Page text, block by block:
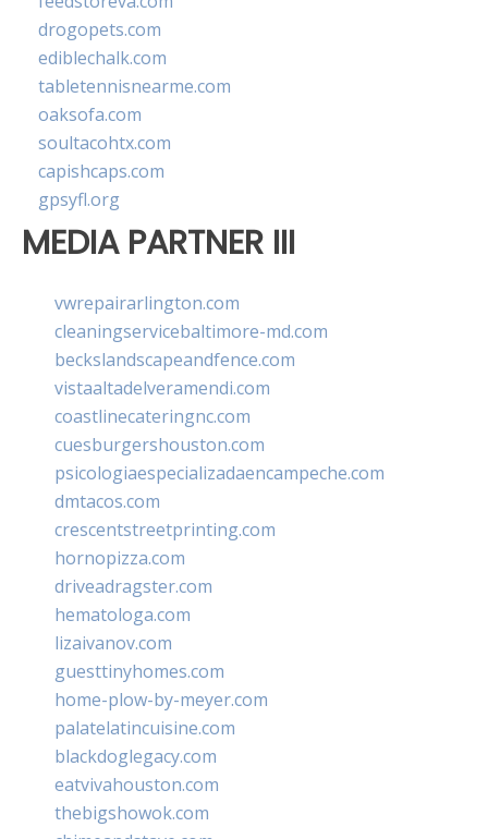
drogopets.com
ediblechalk.com
tabletennisnearme.com
oaksofa.com
soultacohtx.com
capishcaps.com
gpsyfl.org
MEDIA PARTNER III
vwrepairarlington.com
cleaningservicebaltimore-md.com
beckslandscapeandfence.com
vistaaltadelveramendi.com
coastlinecateringnc.com
cuesburgershouston.com
psicologiaespecializadaencampeche.com
dmtacos.com
crescentstreetprinting.com
hornopizza.com
driveadragster.com
hematologa.com
lizaivanov.com
guesttinyhomes.com
home-plow-by-meyer.com
palatelatincuisine.com
blackdoglegacy.com
eatvivahouston.com
thebigshowok.com